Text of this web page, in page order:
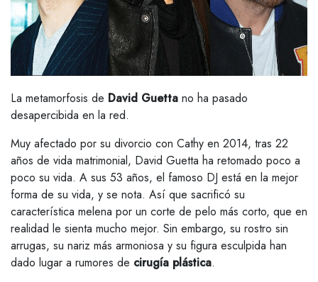
La metamorfosis de David Guetta no ha pasado
desapercibida en la red.
Muy afectado por su divorcio con Cathy en 2014, tras 22
años de vida matrimonial, David Guetta ha retomado poco a
poco su vida. A sus 53 años, el famoso DJ está en la mejor
forma de su vida, y se nota. Así que sacrificó su
característica melena por un corte de pelo más corto, que en
realidad le sienta mucho mejor. Sin embargo, su rostro sin
arrugas, su nariz más armoniosa y su figura esculpida han
dado lugar a rumores de cirugía plástica.